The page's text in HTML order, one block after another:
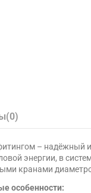
(0)
– надёжный
энергии, в
кранами
особенности: